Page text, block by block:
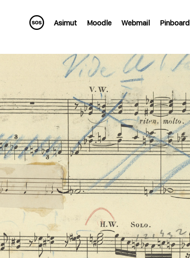
Asimut Moodle Webmail Pinboard